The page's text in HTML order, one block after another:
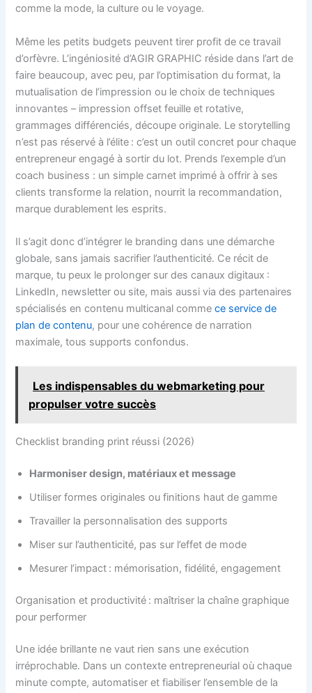
comme la mode, la culture ou le voyage.
Même les petits budgets peuvent tirer profit de ce travail
d’orfèvre. L’ingéniosité d’AGIR GRAPHIC réside dans l’art de
faire beaucoup, avec peu, par l’optimisation du format, la
mutualisation de l’impression ou le choix de techniques
innovantes – impression offset feuille et rotative,
grammages différenciés, découpe originale. Le storytelling
n’est pas réservé à l’élite : c’est un outil concret pour chaque
entrepreneur engagé à sortir du lot. Prends l’exemple d’un
coach business : un simple carnet imprimé à offrir à ses
clients transforme la relation, nourrit la recommandation,
marque durablement les esprits.
Il s’agit donc d’intégrer le branding dans une démarche
globale, sans jamais sacrifier l’authenticité. Ce récit de
marque, tu peux le prolonger sur des canaux digitaux :
LinkedIn, newsletter ou site, mais aussi via des partenaires
spécialisés en contenu multicanal commece service de
plan de contenu, pour une cohérence de narration
maximale, tous supports confondus.
Les indispensables du webmarketing pour
propulser votre succès
Checklist branding print réussi (2026)
Harmoniser design, matériaux et message
Utiliser formes originales ou finitions haut de gamme
Travailler la personnalisation des supports
Miser sur l’authenticité, pas sur l’effet de mode
Mesurer l’impact : mémorisation, fidélité, engagement
Organisation et productivité : maîtriser la chaîne graphique
pour performer
Une idée brillante ne vaut rien sans une exécution
irréprochable. Dans un contexte entrepreneurial où chaque
minute compte, automatiser et fiabiliser l’ensemble de la